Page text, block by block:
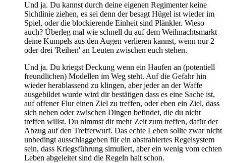
Und ja. Du kannst durch deine eigenen Regimenter keine
Sichtlinie ziehen, es sei denn der besagt Hügel ist wieder im
Spiel, oder die blockierende Einheit sind Plänkler. Wieso
auch? Überleg mal wie schnell du auf dem Weihnachtsmarkt
deine Kumpels aus den Augen verlieren kannst, wenn nur 2
oder drei 'Reihen' an Leuten zwischen euch stehen.
Und ja. Du kriegst Deckung wenn ein Haufen an (potentiell
freundlichen) Modellen im Weg steht. Auf die Gefahr hin
wieder herablassend zu klingen, aber jeder an der Waffe
ausgebildet wurde wird dir bestätigen dass es eine Sache ist,
auf offener Flur einen Ziel zu treffen, oder eben ein Ziel, dass
sich neben oder zwischen Dingen befindet, die du nicht
treffen willst. Du nimmst dir mehr Zeit zum treffen, dafür der
Abzug auf den Trefferwurf. Das echte Leben sollte zwar nicht
unbedingt ausschlaggeben für ein abstrahiertes Regelsystem
sein, dass Kriegsführung simuliert, aber ein wenig vom echten
Leben abgeleitet sind die Regeln halt schon.